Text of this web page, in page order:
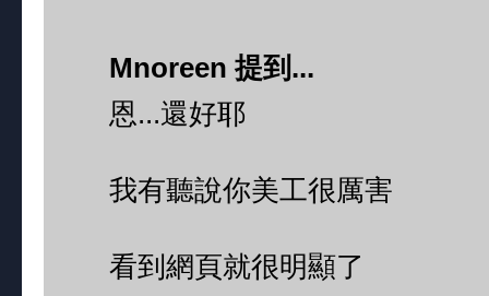
Mnoreen 提到...
恩...還好耶
我有聽說你美工很厲害
看到網頁就很明顯了